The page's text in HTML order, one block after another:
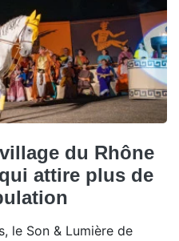
du Rhône
attire plus de
le Son & Lumière de